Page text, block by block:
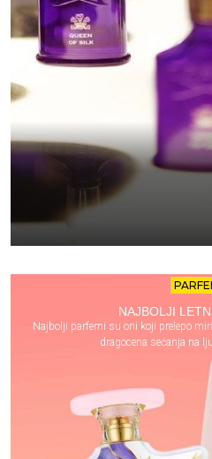
NAJBOLJI
Najbolji parfemi su oni koji prelepo
dragocena sećanja na